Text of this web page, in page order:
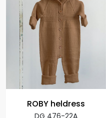
ROBY heldress